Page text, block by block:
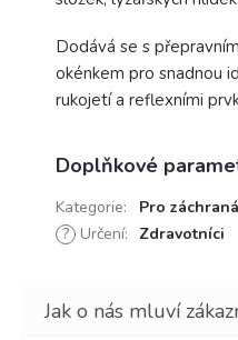
Dodává se s
okénkem pro snadnou
rukojetí a reflexními
Doplňkové
Kategorie:
Pro
? Určení: Zdravotníci